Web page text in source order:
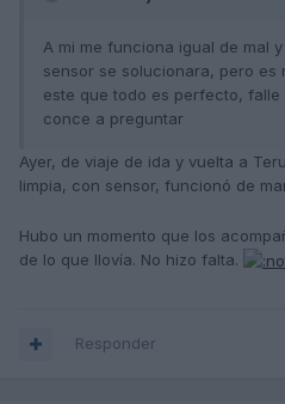
A mi me funciona igual de mal
sensor se solucionara, pero
este que todo es perfecto,
conce a preguntar
Ayer, de viaje de ida y vuelta a
limpia, con sensor, funcionó de
Hubo un momento que los
de lo que llovía. No hizo falta.
Responder